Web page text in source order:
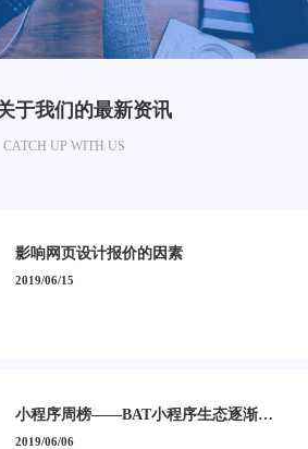
于我们的最新资讯
CATCH UP WITH US
2019/06/15
影响网页设计报价的因素
2019/06/06
小程序周榜——BAT小程序生态逐渐壮
大